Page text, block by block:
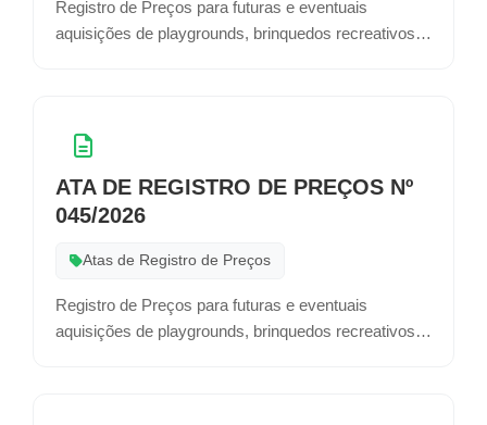
Registro de Preços para futuras e eventuais
aquisições de playgrounds, brinquedos recreativos e
demandas e demais serviços no quais serão
empregados.
ATA DE REGISTRO DE PREÇOS Nº
045/2026
Atas de Registro de Preços
Registro de Preços para futuras e eventuais
aquisições de playgrounds, brinquedos recreativos e